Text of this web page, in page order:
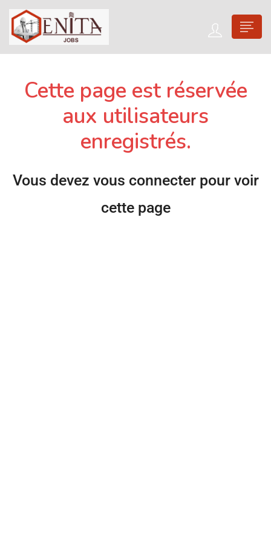
Cette page est réservée
aux utilisateurs
enregistrés.
Vous devez vous connecter pour voir
cette page